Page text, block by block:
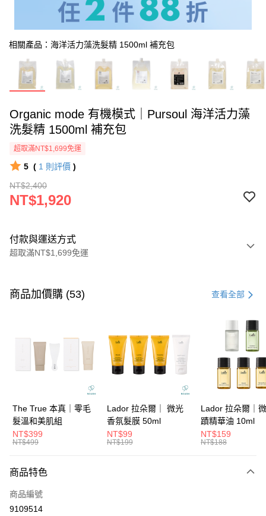
相關產品：海洋活力藻洗髮精 1500ml 補充包
Organic mode 有機模式｜Pursoul 海洋活力藻
洗髮精 1500ml 補充包
超取滿NT$1,699免運
5 ( 1 則評價 )
NT$2,400
NT$1,920
付款與運送方式
超取滿NT$1,699免運
信用卡一次付款
NT$640 21家銀行
合作金庫商業銀行
第一商業銀行
華南商業銀行
彰化商業銀行
兆豐國際商業銀行
臺灣中小企業銀行
台中商業銀行
匯豐（台灣）商業銀行
華泰商業銀行
聯邦商業銀行
元大商業銀行
台灣樂天信用卡公司
6 期 0 利率 每期 NT$320 21家銀行
合作金庫商業銀行
第一商業銀行
台北富邦商業銀行
國泰世華商業銀行
兆豐國際商業銀行
臺灣中小企業銀行
台中商業銀行
匯豐（台灣）商業銀行
聯邦商業銀行
玉山商業銀行
台灣樂天信用卡公司
超商取貨付款
Apple Pay
街口支付
相關說明
【大哥付你分期使用說明】
商品加價購 (53) 查看全部
The True 本真｜零毛
髮溫和美肌組
NT$399
NT$499
Lador 拉朵爾｜ 微光
香氛髮膜 50ml
NT$99
NT$199
Lador 拉朵爾｜
蹟精華油 10ml
NT$159
NT$188
商品特色
商品編號
9109514